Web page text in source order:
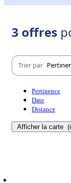
3 offres
Trier par
Pertinence
Date
Distance
Afficher la carte